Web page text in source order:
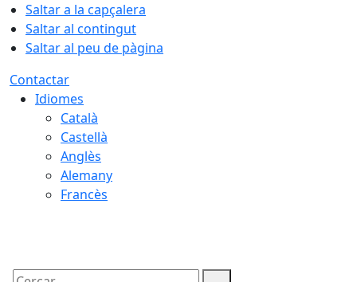
Saltar a la capçalera
Saltar al contingut
Saltar al peu de pàgina
Contactar
Idiomes
Català
Castellà
Anglès
Alemany
Francès